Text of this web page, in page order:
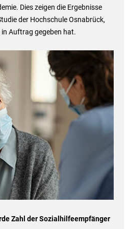
Dies zeigen die Ergebnisse
der Hochschule Osnabrück,
Auftrag gegeben hat.
Zahl der Sozialhilfeempfänger